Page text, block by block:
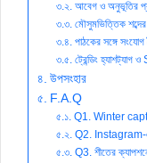
আবেগ ও অনুভূতির
মৌসুমভিত্তিক শব্দের
পাঠকের সঙ্গে
ট্রেন্ডিং হ্যাশট্যাগ ও
উপসংহার
F.A.Q
Q1. Winter
Q2. Instagram-
Q3. শীতের